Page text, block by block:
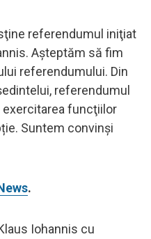
referendumul iniţiat
Aşteptăm să fim
referendumului. Din
referendumul
exercitarea funcţiilor
Suntem convinşi
.
Iohannis cu